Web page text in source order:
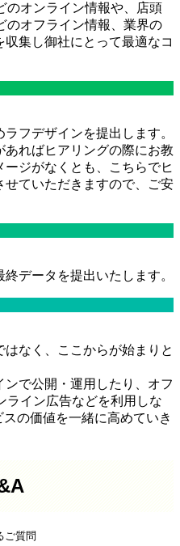
のオンライン情報や、店頭
のオフライン情報、業界の
集し御社にとって最適なコ
フデザインを提出します。
ればヒアリングの際にお教
ジがなくとも、こちらでヒ
ていただきますので、ご安
データを提出いたします。
なく、ここからが始まりと
で公開・運用したり、オフ
ライン広告などを利用しな
の価値を一緒に高めていき
ご質問